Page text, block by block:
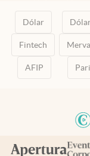
Dólar
Fintech
AFIP